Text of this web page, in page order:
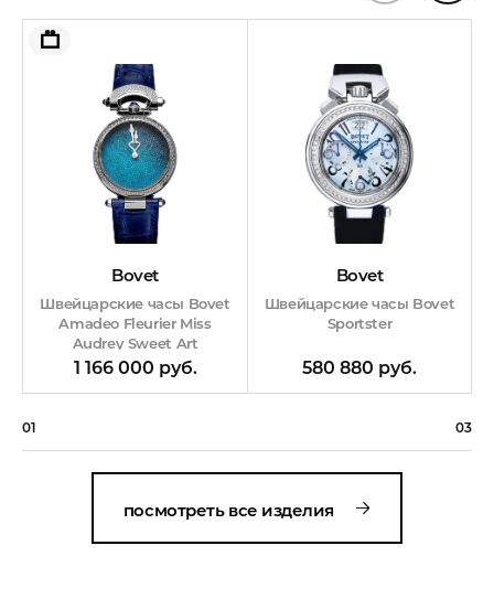
Bovet
Швейцарские часы Bovet
Amadeo Fleurier Miss
Audrey Sweet Art
1 166 000 руб.
Bovet
Швейцарские часы Bovet
Sportster
580 880 руб.
01 03
посмотреть все изделия